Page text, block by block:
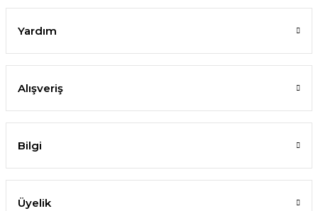
Yardım
Alışveriş
Bilgi
Üyelik